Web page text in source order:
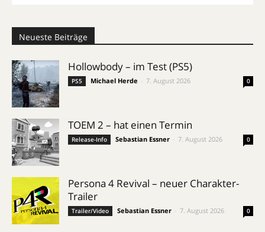
Neueste Beiträge
Hollowbody – im Test (PS5)
PS5 Michael Herde 7. August 2026 0
TOEM 2 – hat einen Termin
Release-Info Sebastian Essner 7. August 2026 0
Persona 4 Revival – neuer Charakter-
Trailer
Trailer/Video Sebastian Essner 7. August 2026 0